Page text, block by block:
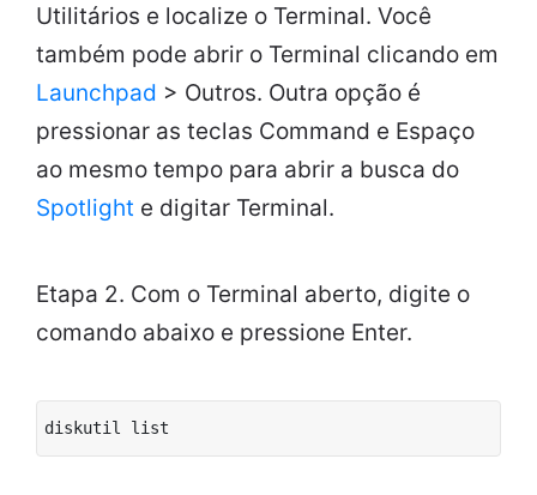
Utilitários e localize o Terminal. Você
também pode abrir o Terminal clicando em
Launchpad > Outros. Outra opção é
pressionar as teclas Command e Espaço
ao mesmo tempo para abrir a busca do
Spotlight e digitar Terminal.
Etapa 2. Com o Terminal aberto, digite o
comando abaixo e pressione Enter.
diskutil list